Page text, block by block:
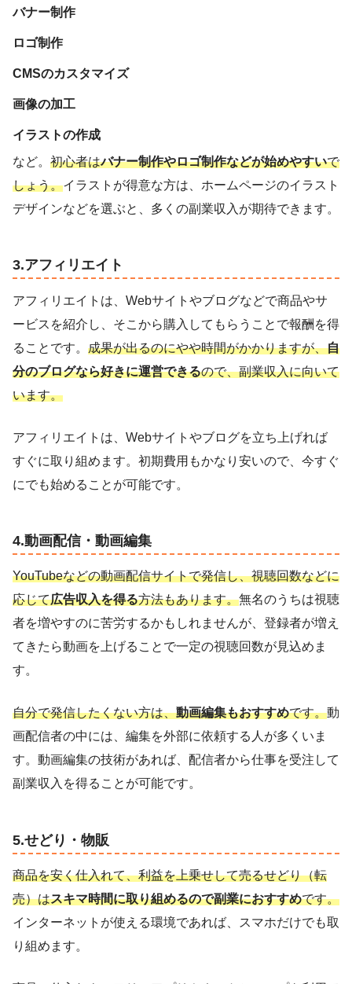
バナー制作
ロゴ制作
CMSのカスタマイズ
画像の加工
イラストの作成
など。 初心者はバナー制作やロゴ制作などが始めやすいで
しょう。イラストが得意な方は、ホームページのイラスト
デザインなどを選ぶと、多くの副業収入が期待できます。
3.アフィリエイト
アフィリエイトは、Webサイトやブログなどで商品やサ
ービスを紹介し、そこから購入してもらうことで報酬を得
ることです。 成果が出るのにやや時間がかかりますが、自
分のブログなら好きに運営できるので、副業収入に向いて
います。
アフィリエイトは、Webサイトやブログを立ち上げれば
すぐに取り組めます。初期費用もかなり安いので、今すぐ
にでも始めることが可能です。
4.動画配信・動画編集
YouTubeなどの動画配信サイトで発信し、視聴回数などに
応じて広告収入を得る方法もあります。無名のうちは視聴
者を増やすのに苦労するかもしれませんが、登録者が増え
てきたら動画を上げることで一定の視聴回数が見込めま
す。
自分で発信したくない方は、動画編集もおすすめです。動
画配信者の中には、編集を外部に依頼する人が多くいま
す。動画編集の技術があれば、配信者から仕事を受注して
副業収入を得ることが可能です。
5.せどり・物販
商品を安く仕入れて、利益を上乗せして売るせどり（転
売）はスキマ時間に取り組めるので副業におすすめです。
インターネットが使える環境であれば、スマホだけでも取
り組めます。